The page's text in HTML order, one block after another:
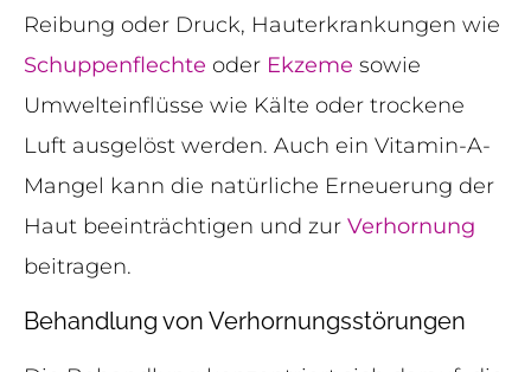
Reibung oder Druck, Hauterkrankungen wie
Schuppenflechte oder Ekzeme sowie
Umwelteinflüsse wie Kälte oder trockene
Luft ausgelöst werden. Auch ein Vitamin-A-
Mangel kann die natürliche Erneuerung der
Haut beeinträchtigen und zur Verhornung
beitragen.
Behandlung von Verhornungsstörungen